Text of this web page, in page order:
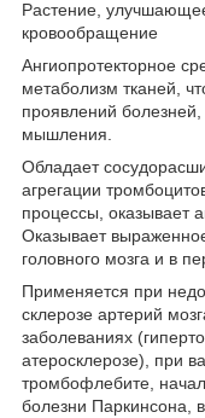
Растение,
кровообращение
Ангиопротекторное
метаболизм тканей,
проявлений
мышления.
Обладает
агрегации
процессы, оказывает
Оказывает
головного мозга и в
Применяется при
склерозе артерий
заболеваниях
атеросклерозе), при
тромбофлебите,
болезни Паркинсона,